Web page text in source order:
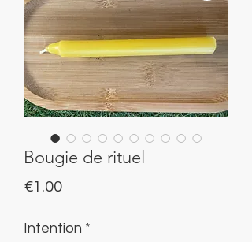
Bougie de rituel
€1.00Price
Intention *